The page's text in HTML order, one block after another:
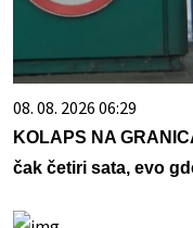
08. 08. 2026 06:29
KOLAPS NA
čak četiri sata, evo